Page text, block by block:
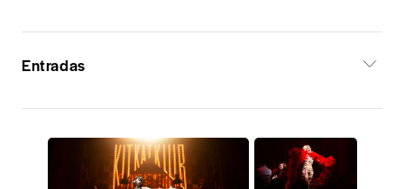
Entradas